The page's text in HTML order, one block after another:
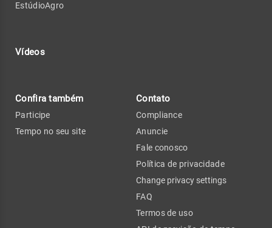
EstúdioAgro
Vídeos
Confira também
Participe
Tempo no seu site
Contato
Compliance
Anuncie
Fale conosco
Política de privacidade
Change privacy settings
FAQ
Termos de uso